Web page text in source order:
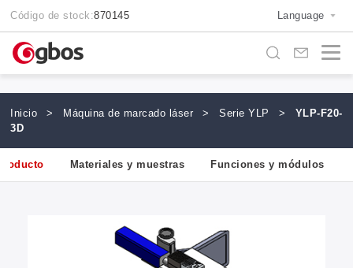
Código de stock:870145 Language
Inicio > Máquina de marcado láser > Serie YLP >
YLP-F20-
3D
Materiales y muestras Funciones y módulos